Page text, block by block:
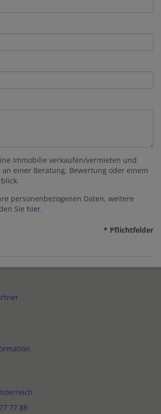
Immobilie verkaufen/vermieten und
an einer Beratung, Bewertung oder einem
personenbezogenen Daten, weitere
Sie hier.
* Pflichtfelder
77 88